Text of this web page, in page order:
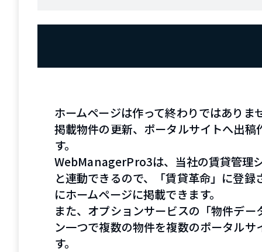
ホームページは作って終わりではありま
掲載物件の更新、ポータルサイトへ出稿
す。
WebManagerPro3は、当社の賃貸管理
と連動できるので、「賃貸革命」に登録
にホームページに掲載できます。
また、オプションサービスの「物件デ
ン一つで複数の物件を複数のポータルサ
す。